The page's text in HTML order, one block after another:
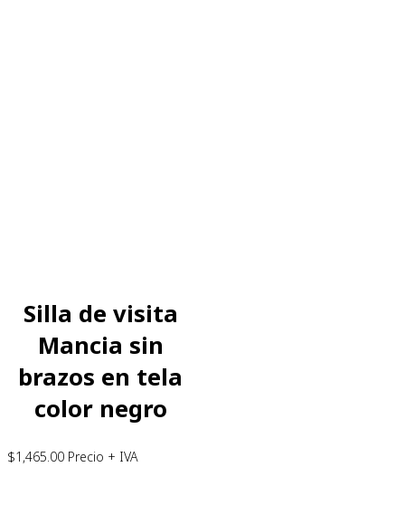
Silla de visita
Mancia sin
brazos en tela
color negro
$1,465.00 Precio + IVA